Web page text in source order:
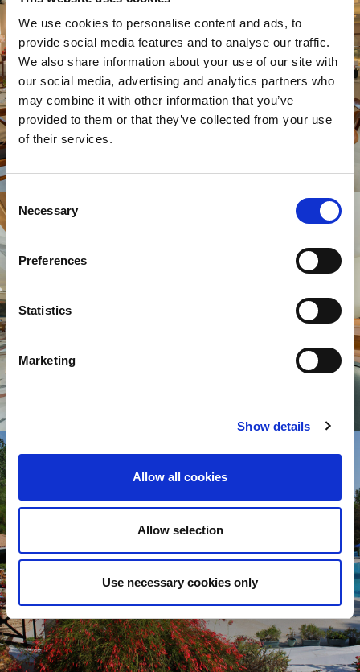
We use cookies to personalise content and ads, to
provide social media features and to analyse our traffic.
We also share information about your use of our site with
our social media, advertising and analytics partners who
may combine it with other information that you’ve
provided to them or that they’ve collected from your use
of their services.
Consent
Selection
Necessary
Preferences
Statistics
Marketing
Show details
Allow all cookies
Allow selection
Use necessary cookies only